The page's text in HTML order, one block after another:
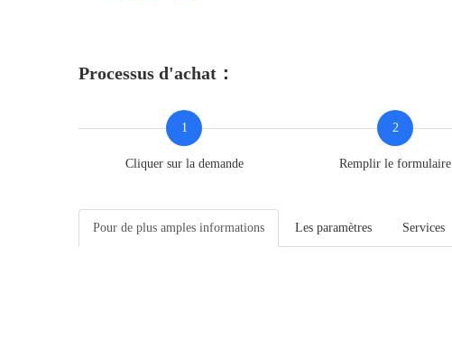
Processus d'achat：
1
Cliquer sur la demande
2
Remplir le formulaire
Pour de plus amples informations Les paramètres Services